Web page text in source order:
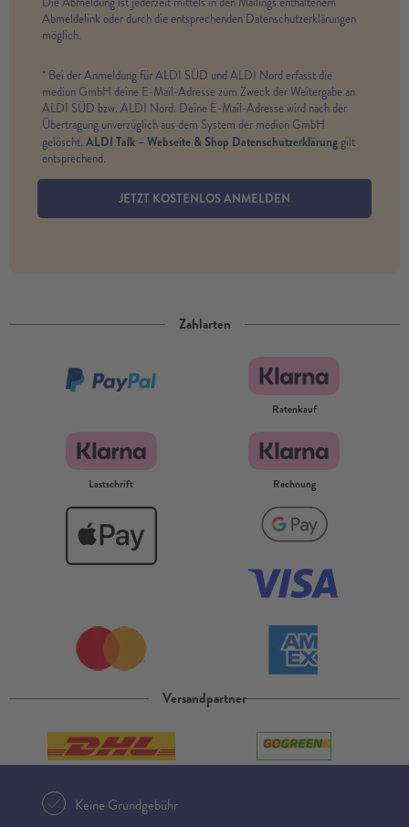
Abmeldelink oder durch die entsprechenden Datenschutzerklärungen
möglich.
* Bei der Anmeldung für ALDI SÜD und ALDI Nord erfasst die
medion GmbH deine E-Mail-Adresse zum Zweck der Weitergabe an
ALDI SÜD bzw. ALDI Nord. Deine E-Mail-Adresse wird nach der
Übertragung unverzüglich aus dem System der medion GmbH
gelöscht. ALDI Talk – Webseite & Shop Datenschutzerklärunggilt
entsprechend.
JETZT KOSTENLOS ANMELDEN
Zahlarten
Ratenkauf
Lastschrift Rechnung
Versandpartner
Keine Grundgebühr